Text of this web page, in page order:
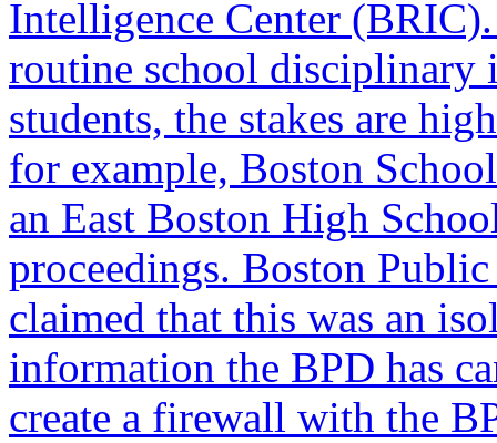
Intelligence Center
routine school disciplinary
students, the stakes are
for example, Boston
an East Boston High
proceedings. Boston
claimed that this was an
information the BPD has
create a firewall with the